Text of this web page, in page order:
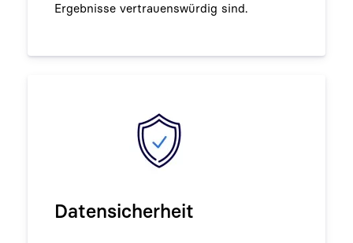
Ergebnisse vertrauenswürdig sind.
Datensicherheit